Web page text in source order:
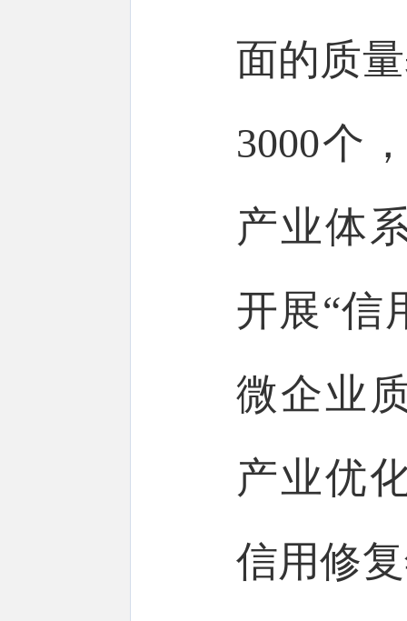
面的质
3000个
产业体
开展“信
微企业
产业优
信用修